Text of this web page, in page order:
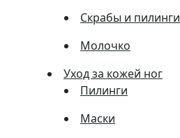
Скрабы и пилинги
Молочко
Уход за кожей ног
Пилинги
Маски